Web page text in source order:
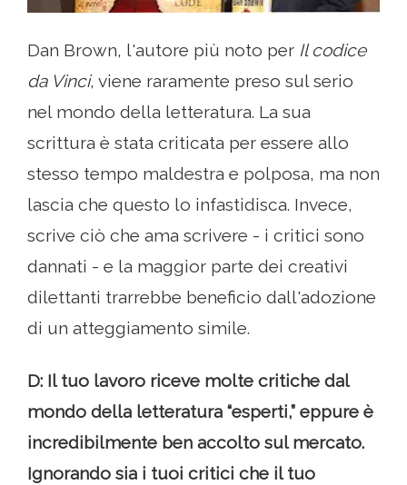
Dan Brown, l'autore più noto per Il codice
da Vinci, viene raramente preso sul serio
nel mondo della letteratura. La sua
scrittura è stata criticata per essere allo
stesso tempo maldestra e polposa, ma non
lascia che questo lo infastidisca. Invece,
scrive ciò che ama scrivere - i critici sono
dannati - e la maggior parte dei creativi
dilettanti trarrebbe beneficio dall'adozione
di un atteggiamento simile.
D: Il tuo lavoro riceve molte critiche dal
mondo della letteratura “esperti,” eppure è
incredibilmente ben accolto sul mercato.
Ignorando sia i tuoi critici che il tuo